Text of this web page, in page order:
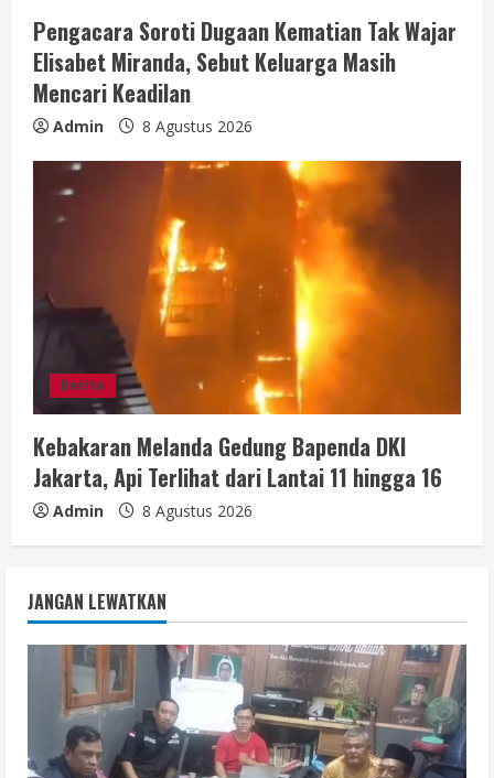
Pengacara Soroti Dugaan Kematian Tak Wajar
Elisabet Miranda, Sebut Keluarga Masih
Mencari Keadilan
Admin 8 Agustus 2026
Berita
Kebakaran Melanda Gedung Bapenda DKI
Jakarta, Api Terlihat dari Lantai 11 hingga 16
Admin 8 Agustus 2026
JANGAN LEWATKAN